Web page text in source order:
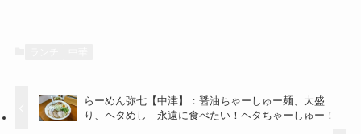
らーめん弥七【中津】：醤油ちゃーしゅー麺、大盛
り、ヘタめし 永遠に食べたい！ヘタちゃーしゅー！